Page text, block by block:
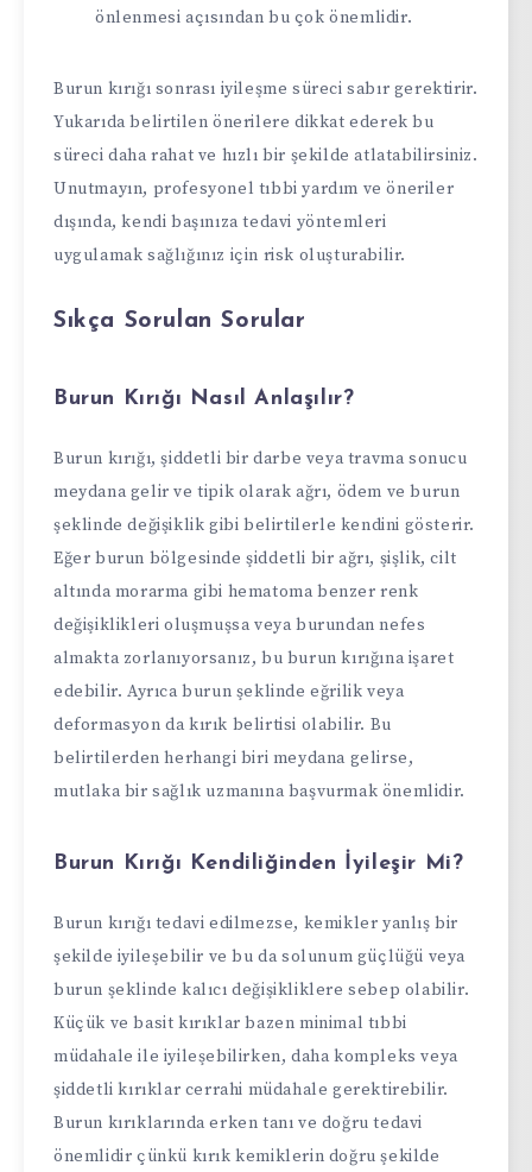
önlenmesi açısından bu çok önemlidir.
Burun kırığı sonrası iyileşme süreci sabır gerektirir.
Yukarıda belirtilen önerilere dikkat ederek bu
süreci daha rahat ve hızlı bir şekilde atlatabilirsiniz.
Unutmayın, profesyonel tıbbi yardım ve öneriler
dışında, kendi başınıza tedavi yöntemleri
uygulamak sağlığınız için risk oluşturabilir.
Sıkça Sorulan Sorular
Burun Kırığı Nasıl Anlaşılır?
Burun kırığı, şiddetli bir darbe veya travma sonucu
meydana gelir ve tipik olarak ağrı, ödem ve burun
şeklinde değişiklik gibi belirtilerle kendini gösterir.
Eğer burun bölgesinde şiddetli bir ağrı, şişlik, cilt
altında morarma gibi hematoma benzer renk
değişiklikleri oluşmuşsa veya burundan nefes
almakta zorlanıyorsanız, bu burun kırığına işaret
edebilir. Ayrıca burun şeklinde eğrilik veya
deformasyon da kırık belirtisi olabilir. Bu
belirtilerden herhangi biri meydana gelirse,
mutlaka bir sağlık uzmanına başvurmak önemlidir.
Burun Kırığı Kendiliğinden İyileşir Mi?
Burun kırığı tedavi edilmezse, kemikler yanlış bir
şekilde iyileşebilir ve bu da solunum güçlüğü veya
burun şeklinde kalıcı değişikliklere sebep olabilir.
Küçük ve basit kırıklar bazen minimal tıbbi
müdahale ile iyileşebilirken, daha kompleks veya
şiddetli kırıklar cerrahi müdahale gerektirebilir.
Burun kırıklarında erken tanı ve doğru tedavi
önemlidir çünkü kırık kemiklerin doğru şekilde